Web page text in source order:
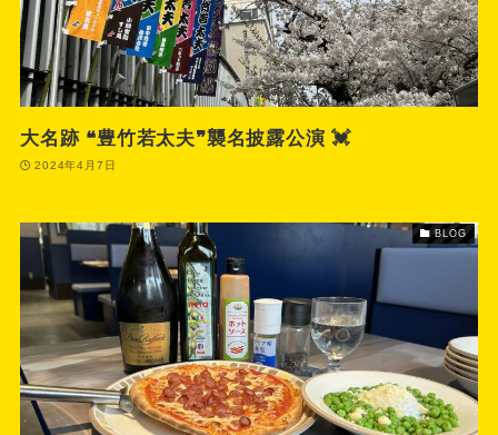
大名跡 ❝豊竹若太夫❞襲名披露公演 💓
2024年4月7日
BLOG